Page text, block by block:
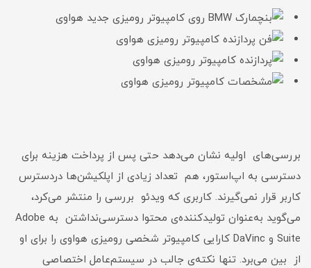
بررسی‌های اولیه نشان می‌دهد حتی پس از پرداخت هزینه برای
دسترسی به اپ‌استور، هم تعداد زیادی از اپلکیشن‌ها دردسترس
کاربر قرار نمی‌گیرند. کاربری که ویدئو بررسی را منتشر می‌کرد،
می‌گوید به‌عنوان تولیدکننده‌ی محتوا دسترسی‌نداشتن به Adobe
Suite و DaVinc کارایی کامپیوتر شخصی رومیزی هواوی را برای او
از بین می‌برد. تنها نکته‌ی جالب در سیستم‌عامل اختصاصی